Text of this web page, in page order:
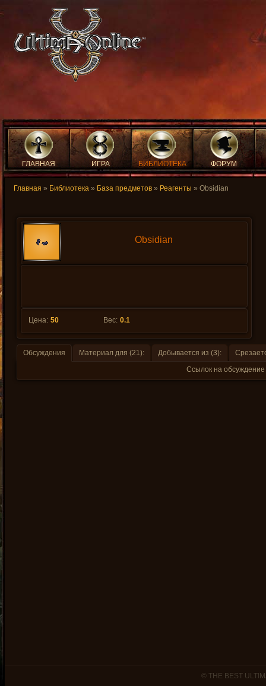
ГЛАВНАЯ ИГРА БИБЛИОТЕКА ФОРУМ
Главная » Библиотека » База предметов » Реагенты » Obsidian
Obsidian
Цена: 50 Вес: 0.1
Обсуждения Материал для (21): Добывается из (3):
Ссылок на
© THE BEST